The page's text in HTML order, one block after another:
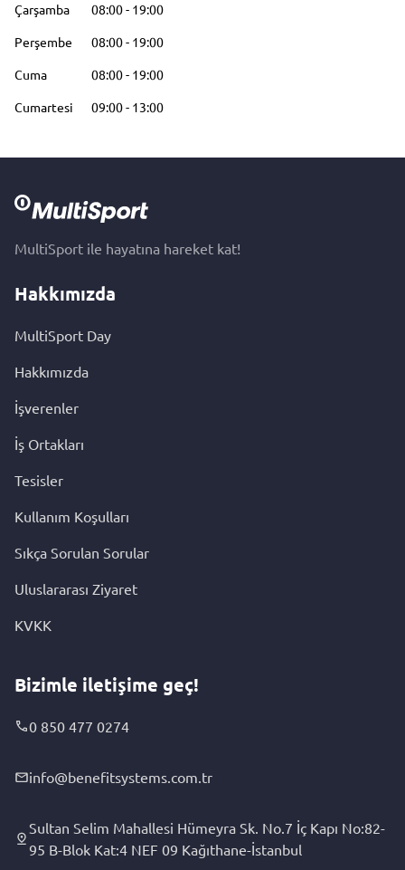
Çarşamba
08:00- 19:00
Perşembe
08:00- 19:00
Cuma
08:00- 19:00
Cumartesi
09:00- 13:00
MultiSport ile hayatına hareket kat!
Hakkımızda
MultiSport Day
Hakkımızda
İşverenler
İş Ortakları
Tesisler
Kullanım Koşulları
Sıkça Sorulan Sorular
Uluslararası Ziyaret
KVKK
Bizimle iletişime geç!
0 850 477 0274
info@benefitsystems.com.tr
Sultan Selim Mahallesi Hümeyra Sk. No.7 İç Kapı No:82-
95 B-Blok Kat:4 NEF 09 Kağıthane-İstanbul